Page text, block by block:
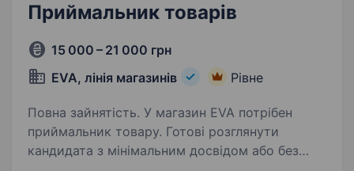
Приймальник товарів
15 000 – 21 000 грн
EVA, лінія магазинів
Рівне
Повна зайнятість. У магазин EVA потрібен
приймальник товару. Готові розглянути
кандидата з мінімальним досвідом або без